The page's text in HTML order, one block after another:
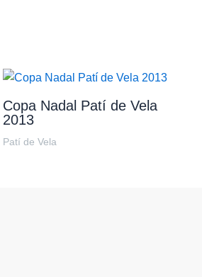
Copa Nadal Patí de Vela
2013
Patí de Vela